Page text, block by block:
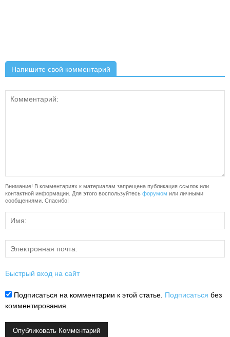
Напишите свой комментарий
Внимание! В комментариях к материалам запрещена публикация ссылок или
контактной информации. Для этого воспользуйтесь форумом или личными
сообщениями. Спасибо!
Быстрый вход на сайт
Подписаться на комментарии к этой статье. Подписаться без
комментирования.